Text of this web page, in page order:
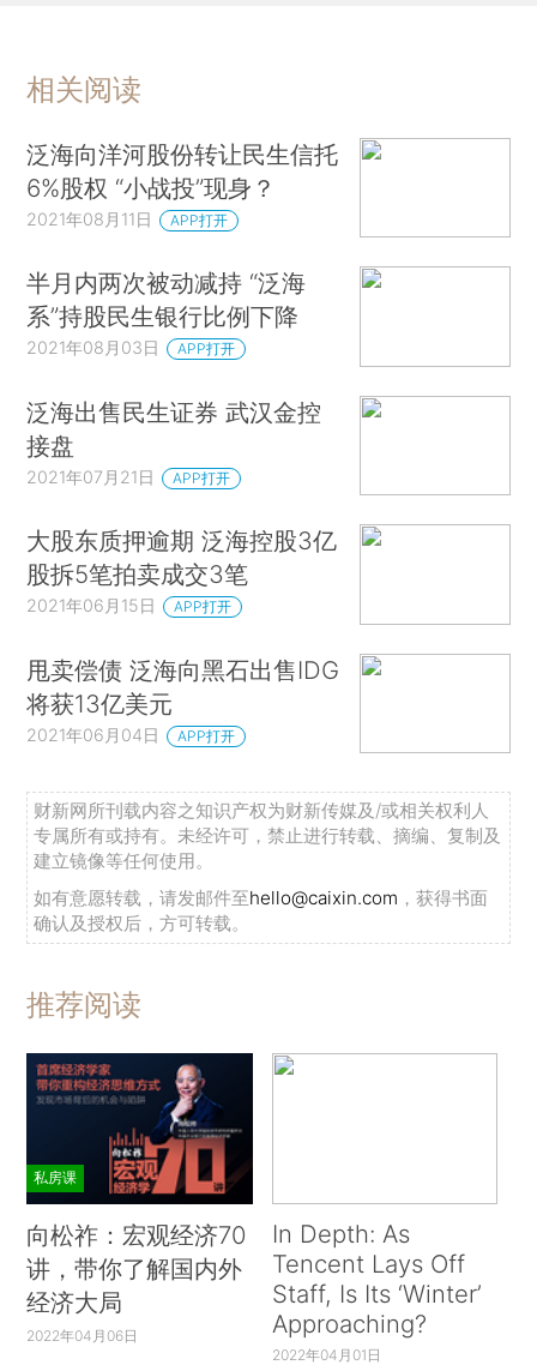
相关阅读
泛海向洋河股份转让民生信托
6%股权 “小战投”现身？
2021年08月11日 APP打开
半月内两次被动减持 “泛海
系”持股民生银行比例下降
2021年08月03日 APP打开
泛海出售民生证券 武汉金控
接盘
2021年07月21日 APP打开
大股东质押逾期 泛海控股3亿
股拆5笔拍卖成交3笔
2021年06月15日 APP打开
甩卖偿债 泛海向黑石出售IDG
将获13亿美元
2021年06月04日 APP打开
财新网所刊载内容之知识产权为财新传媒及/或相关权利人
专属所有或持有。未经许可，禁止进行转载、摘编、复制及
建立镜像等任何使用。
如有意愿转载，请发邮件至hello@caixin.com ，获得书面
确认及授权后，方可转载。
推荐阅读
私房课
向松祚：宏观经济70
讲，带你了解国内外
经济大局
2022年04月06日
In Depth: As
Tencent Lays Off
Staff, Is Its ‘Winter’
Approaching?
2022年04月01日